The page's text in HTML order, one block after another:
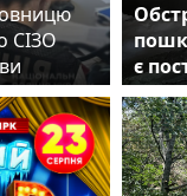
СІЗО
є